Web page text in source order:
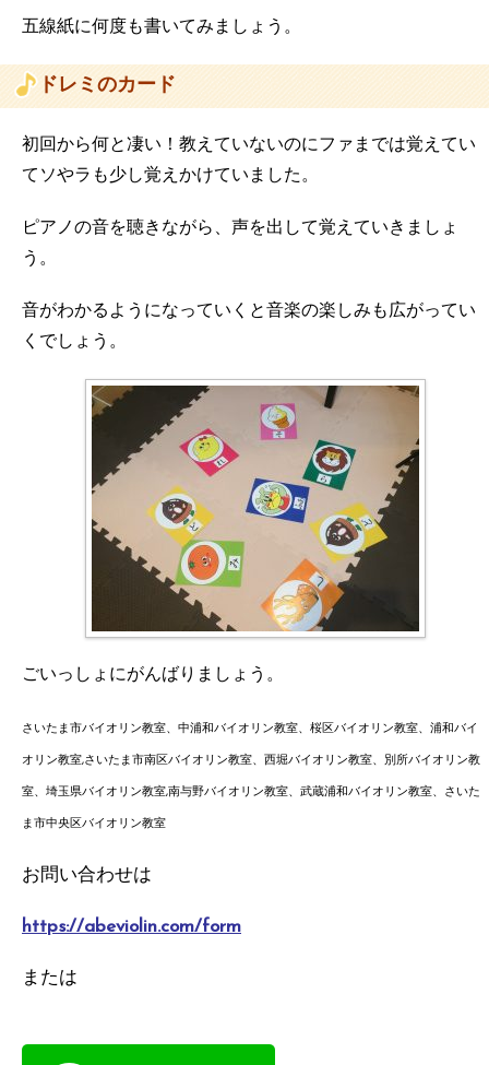
五線紙に何度も書いてみましょう。
ドレミのカード
初回から何と凄い！教えていないのにファまでは覚えてい
てソやラも少し覚えかけていました。
ピアノの音を聴きながら、声を出して覚えていきましょ
う。
音がわかるようになっていくと音楽の楽しみも広がってい
くでしょう。
ごいっしょにがんばりましょう。
さいたま市バイオリン教室、中浦和バイオリン教室、桜区バイオリン教室、浦和バイ
オリン教室,さいたま市南区バイオリン教室、西堀バイオリン教室、別所バイオリン教
室、埼玉県バイオリン教室,南与野バイオリン教室、武蔵浦和バイオリン教室、さいた
ま市中央区バイオリン教室
お問い合わせは
https://abeviolin.com/form
または